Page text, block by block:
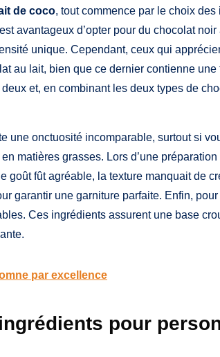
de coco, tout commence par le choix
avantageux d’opter pour du chocolat
unique. Cependant, ceux qui
au lait, bien que ce dernier contienne
et, en combinant les deux types de
une onctuosité incomparable, surtout si
matières grasses. Lors d’une
goût fût agréable, la texture manquait de
garantir une garniture parfaite. Enfin,
Ces ingrédients assurent une base
par excellence
pour